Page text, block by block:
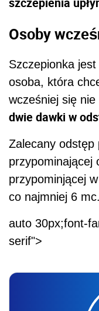
Osoby
Szczepionka
osoba, która
wcześniej się nie
dwie dawki w
Zalecany odstęp
przypominającej
przypominjącej
co najmniej 6 mc.
auto 30px;font-
serif">